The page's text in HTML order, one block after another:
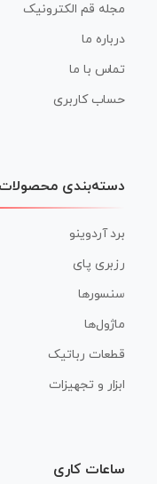
مجله قم الکترونیک
درباره ما
تماس با ما
حساب کاربری
دسته‌بندی محصولات
برد آردوینو
رزبری پای
سنسورها
ماژول‌ها
قطعات رباتیک
ابزار و تجهیزات
ساعات کاری